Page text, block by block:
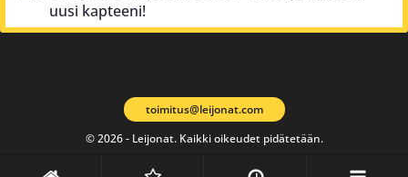
uusi kapteeni!
© 2026 - Leijonat. Kaikki oikeudet pidätetään.
toimitus@leijonat.com